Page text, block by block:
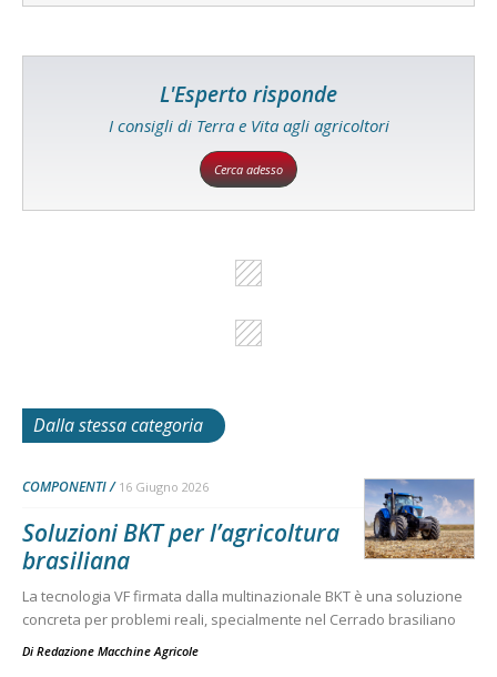
L'Esperto risponde
I consigli di Terra e Vita agli agricoltori
Cerca adesso
Dalla stessa categoria
COMPONENTI 16 Giugno 2026
Soluzioni BKT per l’agricoltura
brasiliana
La tecnologia VF firmata dalla multinazionale BKT è una soluzione
concreta per problemi reali, specialmente nel Cerrado brasiliano
Di Redazione Macchine Agricole